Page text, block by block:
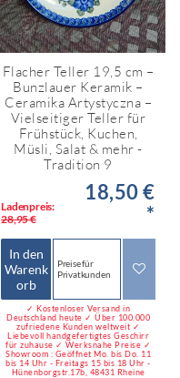
Flacher Teller 19,5 cm –
Bunzlauer Keramik –
Ceramika Artystyczna –
Vielseitiger Teller für
Frühstück, Kuchen,
Müsli, Salat & mehr -
Tradition 9
Ladenpreis:
28,95 €
18,50 €
*
In den
Warenk
orb
Preise für
Privatkunden
✓ Kostenloser Versand in
Deutschland heute ✓ Über 100.000
zufriedene Kunden weltweit ✓
Liebevoll handgefertigtes Geschirr
für zuhause ✓ Werksnahe Preise ✓
Showroom : Geöffnet Mo. bis Do. 11
bis 14 Uhr - Freitags 15 bis 18 Uhr -
Hünenborgstr.17b, 48431 Rheine